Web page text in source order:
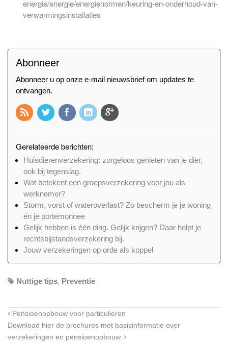
energie/energie/energienormen/keuring-en-onderhoud-van-
verwarmingsinstallaties
Abonneer
Abonneer u op onze e-mail nieuwsbrief om updates te
ontvangen.
Gerelateerde berichten:
Huisdierenverzekering: zorgeloos genieten van je dier,
ook bij tegenslag.
Wat betekent een groepsverzekering voor jou als
werknemer?
Storm, vorst of wateroverlast? Zo bescherm je je woning
én je portemonnee
Gelijk hebben is één ding. Gelijk krijgen? Daar helpt je
rechtsbijstandsverzekering bij.
Jouw verzekeringen op orde als koppel
Nuttige tips, Preventie
Pensioenopbouw voor particulieren
Download hier de brochures met basisinformatie over
verzekeringen en pensioenopbouw.